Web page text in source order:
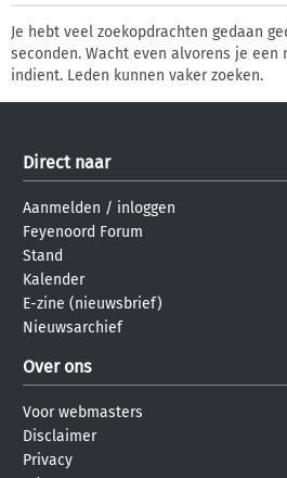
Je hebt veel zoekopdrachten gedaan
seconden. Wacht even alvorens je een
indient. Leden kunnen vaker zoeken.
Direct naar
Aanmelden / inloggen
Feyenoord Forum
Stand
Kalender
E-zine (nieuwsbrief)
Nieuwsarchief
Over ons
Voor webmasters
Disclaimer
Privacy